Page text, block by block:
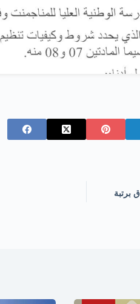
برتبة